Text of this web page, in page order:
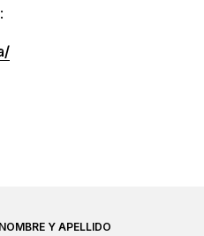
NOMBRE Y APELLIDO